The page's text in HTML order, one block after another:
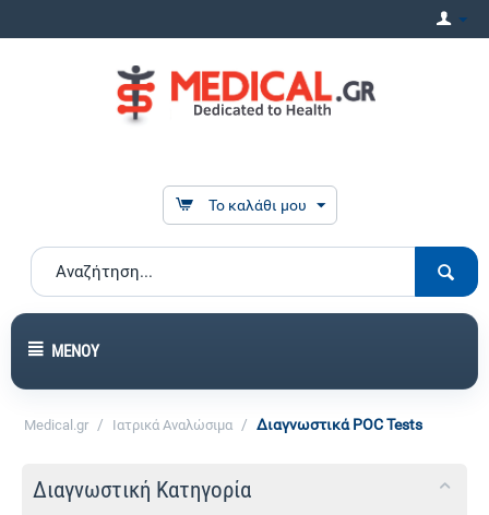
Το καλάθι μου
ΜΕΝΟΎ
Medical.gr / Ιατρικά Αναλώσιμα / Διαγνωστικά POC Tests
Διαγνωστική Κατηγορία